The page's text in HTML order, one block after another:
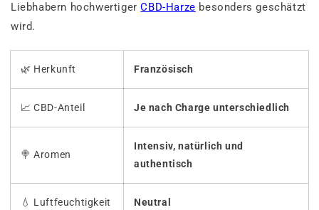
Liebhabern hochwertigerCBD-Harze besonders geschätzt
wird.
🌿 Herkunft Französisch
📈 CBD-Anteil Je nach Charge unterschiedlich
🍭Aromen
Intensiv, natürlich und
authentisch
💧 Luftfeuchtigkeit Neutral